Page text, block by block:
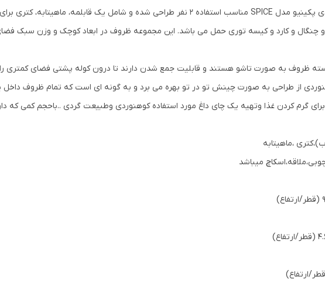
جنس: آلومینیوم با روکش تفلون
استیل ضدزنگ با روکش
چنگال و کارد و کیسه توری حمل می باشد. این مجموعه ظروف در ابعاد کوچک و وزن سبک
ظروف به صورت تاشو هستند و قابلیت جمع شدن دارند تا درون کوله پشتی فضای کمتری را
از طراحی به صورت چینش تو در تو بهره می برد و به گونه ای است که تمام ظروف داخل
گرم کردن غذا وتهیه یک چای داغ مورد استفاده کوهنوردی وطبیعت گردی ..باحجم کمی که
،ماهیتابه
میباشد